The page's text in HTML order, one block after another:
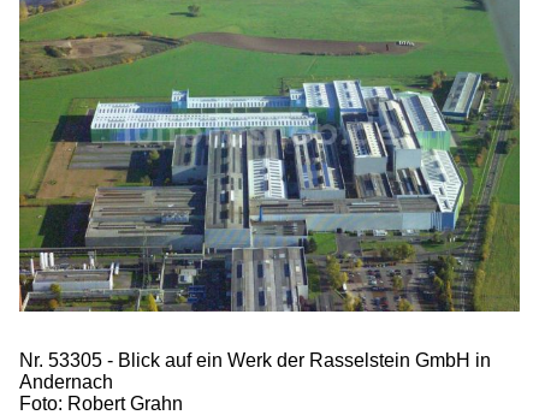
Nr. 53305 - Blick auf ein Werk der Rasselstein GmbH in
Andernach
Foto: Robert Grahn